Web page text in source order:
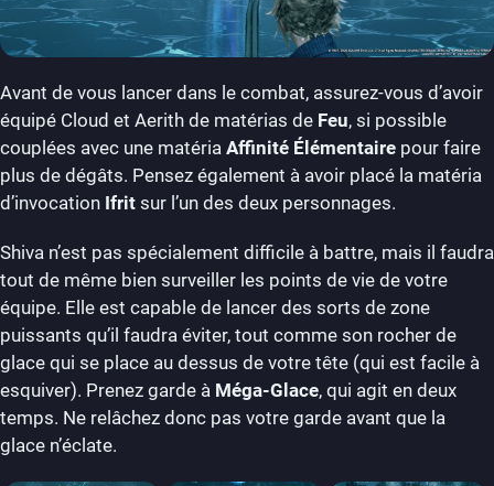
Avant de vous lancer dans le combat, assurez-vous d’avoir
équipé Cloud et Aerith de matérias de Feu, si possible
couplées avec une matéria Affinité Élémentaire pour faire
plus de dégâts. Pensez également à avoir placé la matéria
d’invocation Ifrit sur l’un des deux personnages.
Shiva n’est pas spécialement difficile à battre, mais il faudra
tout de même bien surveiller les points de vie de votre
équipe. Elle est capable de lancer des sorts de zone
puissants qu’il faudra éviter, tout comme son rocher de
glace qui se place au dessus de votre tête (qui est facile à
esquiver). Prenez garde à Méga-Glace, qui agit en deux
temps. Ne relâchez donc pas votre garde avant que la
glace n’éclate.